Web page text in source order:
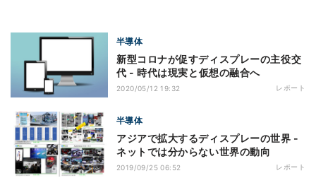
半導体
新型コロナが促すディスプレーの主役交
代 - 時代は現実と仮想の融合へ
2020/05/12 19:32 レポート
半導体
アジアで拡大するディスプレーの世界 -
ネットでは分からない世界の動向
2019/09/25 06:52 レポート